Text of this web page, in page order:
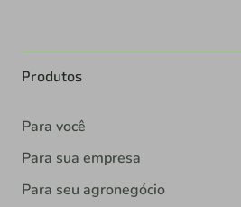
Produtos
Para você
Para sua empresa
Para seu agronegócio